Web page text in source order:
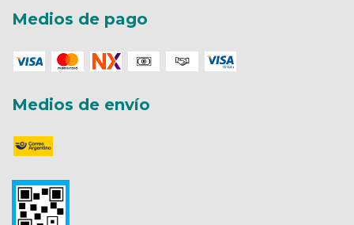
Medios de pago
Medios de envío